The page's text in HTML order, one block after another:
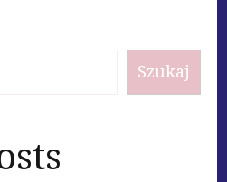
Szukaj